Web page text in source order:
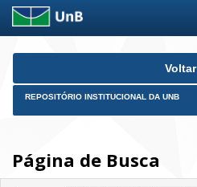
Skip
Voltar
REPOSITÓRIO INSTITUCIONAL DA UNB
Página de Busca